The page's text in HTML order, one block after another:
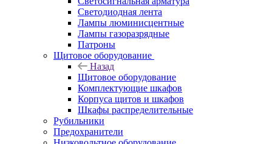
Светодиодная лента
Лампы люминисцентные
Лампы газоразрядные
Патроны
Щитовое оборудование
Назад
Щитовое оборудование
Комплектующие шкафов
Корпуса щитов и шкафов
Шкафы распределительные
Рубильники
Предохранители